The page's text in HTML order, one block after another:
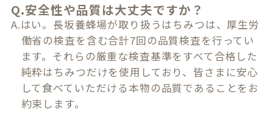
Q.安全性や品質は大丈夫ですか？
A.はい。長坂養蜂場が取り扱うはちみつは、厚生労
働省の検査を含む合計7回の品質検査を行ってい
ます。それらの厳重な検査基準をすべて合格した
純粋はちみつだけを使用しており、皆さまに安心
して食べていただける本物の品質であることをお
約束します。